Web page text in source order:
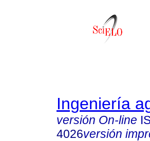
Ingeniería
versión On-line
4026versión